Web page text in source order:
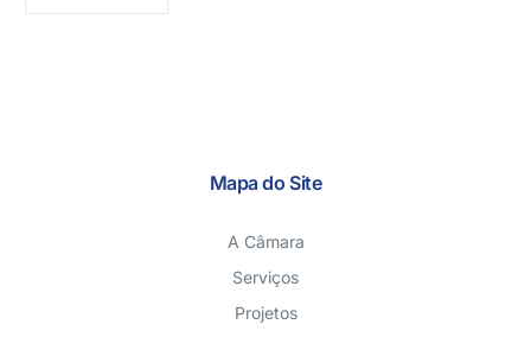
Mapa do Site
A Câmara
Serviços
Projetos